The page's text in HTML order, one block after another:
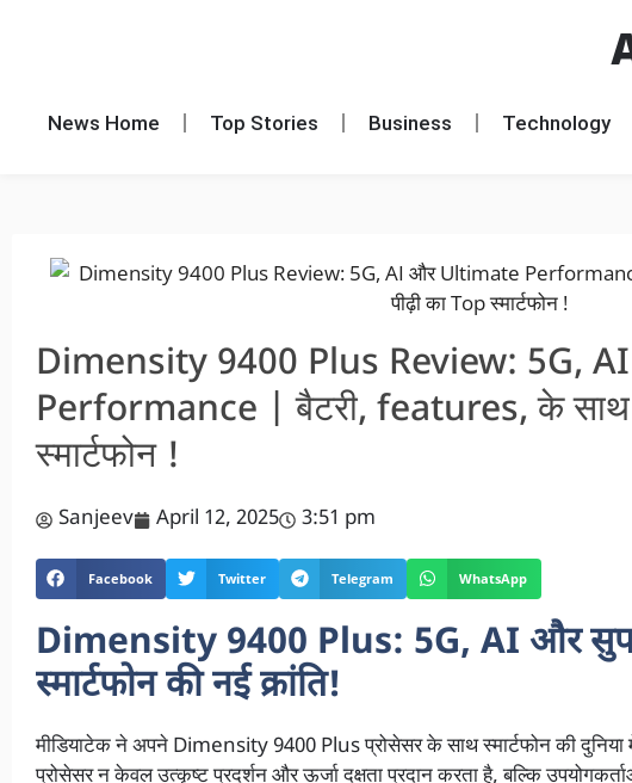
News Home Top Stories Business Technology
Dimensity 9400 Plus Review: 5G,
Performance | बैटरी, features, के साथ
स्मार्टफोन !
Sanjeev April 12, 2025 3:51 pm
Facebook Twitter Telegram WhatsApp
Dimensity 9400 Plus: 5G, AI और
स्मार्टफोन की नई क्रांति!
मीडियाटेक ने अपने Dimensity 9400 Plus प्रोसेसर के साथ स्मार्टफोन की
प्रोसेसर न केवल उत्कृष्ट प्रदर्शन और ऊर्जा दक्षता प्रदान करता है, बल्कि